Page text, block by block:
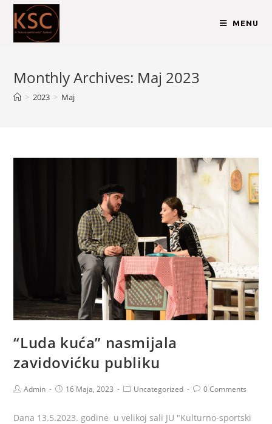
MENU
Monthly Archives: Maj 2023
> 2023 > Maj
“Luda kuća” nasmijala
zavidovićku publiku
Admin 16 Maja, 2023 Uncategorized 0 Comments
Dana 13.5.2023. godine u velikoj sali JU "Kulturno-sportski